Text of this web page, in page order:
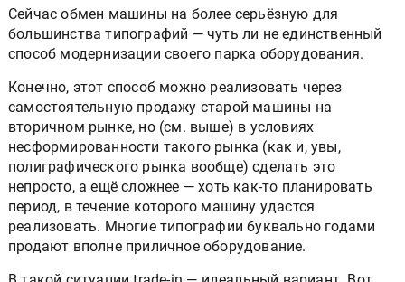
Сейчас обмен машины на более серьёзную для
большинства типографий — чуть ли не единственный
способ модернизации своего парка оборудования.
Конечно, этот способ можно реализовать через
самостоятельную продажу старой машины на
вторичном рынке, но (см. выше) в условиях
несформированности такого рынка (как и, увы,
полиграфического рынка вообще) сделать это
непросто, а ещё сложнее — хоть как-то планировать
период, в течение которого машину удастся
реализовать. Многие типографии буквально годами
продают вполне приличное оборудование.